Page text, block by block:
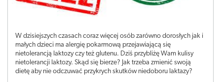
W dzisiejszych czasach coraz więcej osób zarówno dorosłych jak i
małych dzieci ma alergię pokarmową przejawiającą się
nietolerancją laktozy czy też glutenu. Dziś przybliżę Wam kulisy
nietolerancji laktozy. Skąd się bierze? Jak trzeba zmienić swoją
dietę aby nie odczuwać przykrych skutków niedoboru laktazy?